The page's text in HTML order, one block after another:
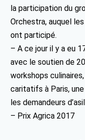
la participation du
Orchestra, auquel
ont participé.
– A ce jour il y a eu
avec le soutien de
workshops
caritatifs à Paris,
les demandeurs
– Prix Agrica 2017